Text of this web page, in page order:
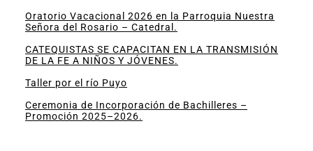
Oratorio Vacacional 2026 en la Parroquia Nuestra
Señora del Rosario – Catedral.
CATEQUISTAS SE CAPACITAN EN LA TRANSMISIÓN
DE LA FE A NIÑOS Y JÓVENES.
Taller por el río Puyo
Ceremonia de Incorporación de Bachilleres –
Promoción 2025–2026.